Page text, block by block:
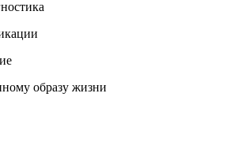
образу жизни